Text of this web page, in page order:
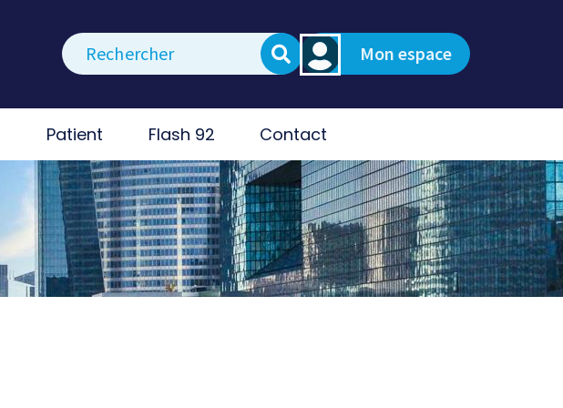
Rechercher Mon espace
Patient Flash 92 Contact